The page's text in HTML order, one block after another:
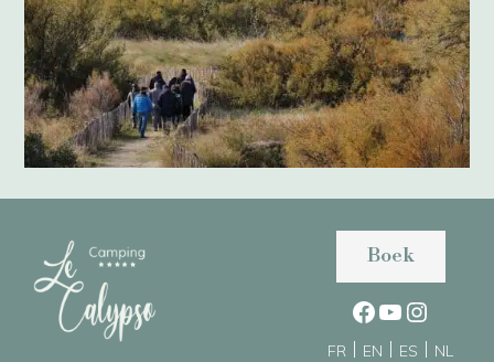
Boek
FR EN ES NL